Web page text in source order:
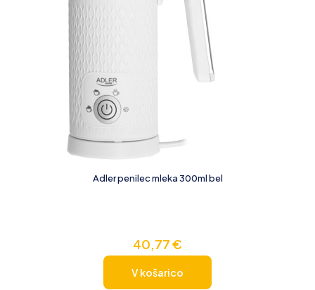
Adler penilec mleka 300ml bel
40,77€
V košarico